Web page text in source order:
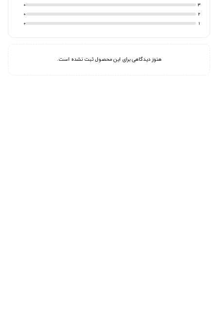
3
0
2
0
1
0
هنوز دیدگاهی برای این محصول ثبت نشده است.